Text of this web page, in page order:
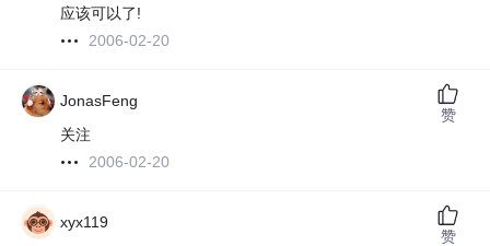
应该可以了!
2006-02-20
JonasFeng
关注
2006-02-20
赞
xyx119
赞